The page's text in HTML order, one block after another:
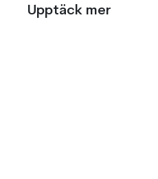
Upptäck mer